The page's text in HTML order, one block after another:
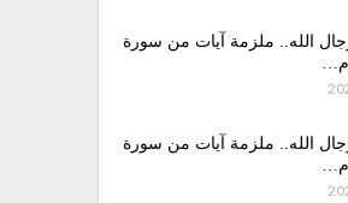
الله.. ملزمة آيات من سورة
الله.. ملزمة آيات من سورة